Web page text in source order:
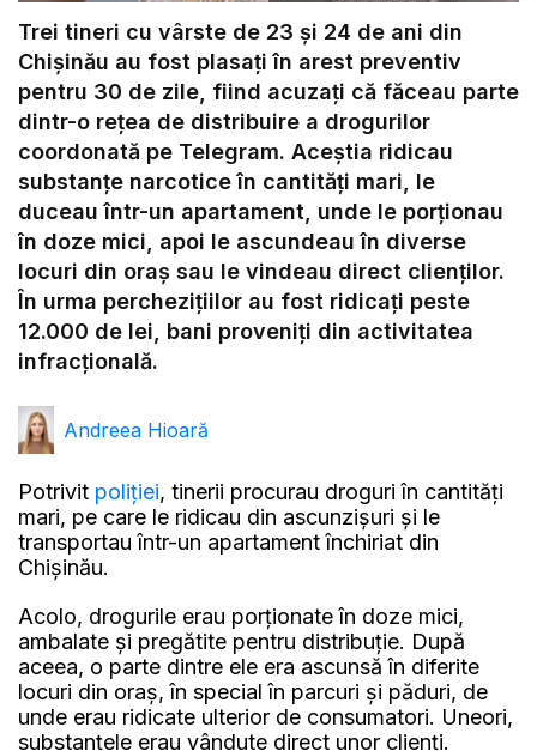
Trei tineri cu vârste de 23 și 24 de ani din
Chișinău au fost plasați în arest preventiv
pentru 30 de zile, fiind acuzați că făceau parte
dintr-o rețea de distribuire a drogurilor
coordonată pe Telegram. Aceștia ridicau
substanțe narcotice în cantități mari, le
duceau într-un apartament, unde le porționau
în doze mici, apoi le ascundeau în diverse
locuri din oraș sau le vindeau direct clienților.
În urma perchezițiilor au fost ridicați peste
12.000 de lei, bani proveniți din activitatea
infracțională.
Andreea Hioară
Potrivit poliției, tinerii procurau droguri în cantități
mari, pe care le ridicau din ascunzișuri și le
transportau într-un apartament închiriat din
Chișinău.
Acolo, drogurile erau porționate în doze mici,
ambalate și pregătite pentru distribuție. După
aceea, o parte dintre ele era ascunsă în diferite
locuri din oraș, în special în parcuri și păduri, de
unde erau ridicate ulterior de consumatori. Uneori,
substanțele erau vândute direct unor clienți.